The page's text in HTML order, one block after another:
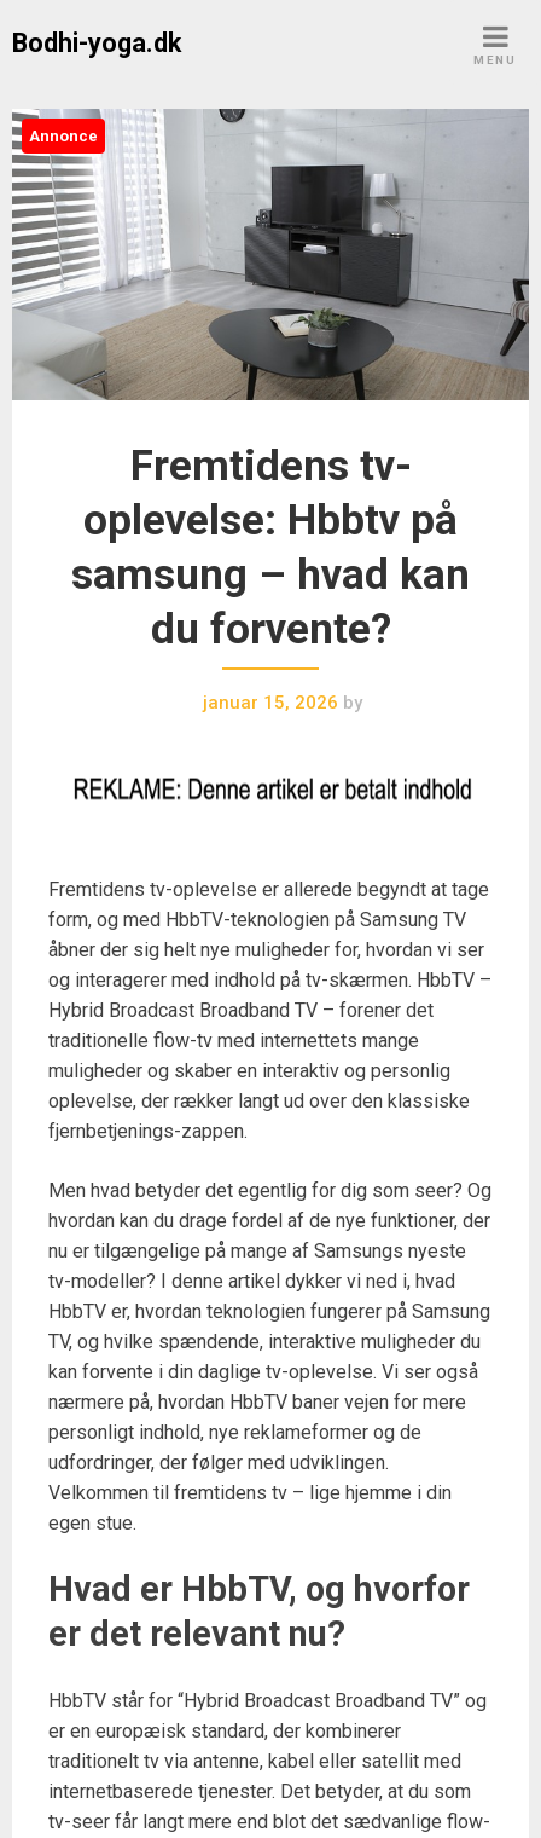
Bodhi-yoga.dk
MENU
Annonce
Fremtidens tv-
oplevelse: Hbbtv på
samsung – hvad kan
du forvente?
januar 15, 2026 by
Fremtidens tv-oplevelse er allerede begyndt at tage
form, og med HbbTV-teknologien på Samsung TV
åbner der sig helt nye muligheder for, hvordan vi ser
og interagerer med indhold på tv-skærmen. HbbTV –
Hybrid Broadcast Broadband TV – forener det
traditionelle flow-tv med internettets mange
muligheder og skaber en interaktiv og personlig
oplevelse, der rækker langt ud over den klassiske
fjernbetjenings-zappen.
Men hvad betyder det egentlig for dig som seer? Og
hvordan kan du drage fordel af de nye funktioner, der
nu er tilgængelige på mange af Samsungs nyeste
tv-modeller? I denne artikel dykker vi ned i, hvad
HbbTV er, hvordan teknologien fungerer på Samsung
TV, og hvilke spændende, interaktive muligheder du
kan forvente i din daglige tv-oplevelse. Vi ser også
nærmere på, hvordan HbbTV baner vejen for mere
personligt indhold, nye reklameformer og de
udfordringer, der følger med udviklingen.
Velkommen til fremtidens tv – lige hjemme i din
egen stue.
Hvad er HbbTV, og hvorfor
er det relevant nu?
HbbTV står for “Hybrid Broadcast Broadband TV” og
er en europæisk standard, der kombinerer
traditionelt tv via antenne, kabel eller satellit med
internetbaserede tjenester. Det betyder, at du som
tv-seer får langt mere end blot det sædvanlige flow-